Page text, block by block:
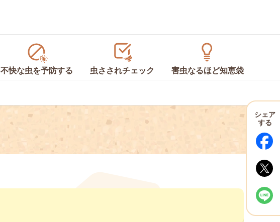
不快な虫を予防する 虫さされチェック 害虫なるほど知恵袋
シェア
する